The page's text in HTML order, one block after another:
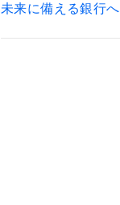
未来に備える銀行へ